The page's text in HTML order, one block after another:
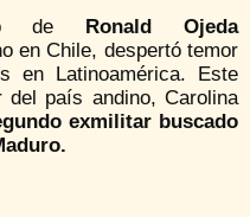
de Ronald Ojeda
en Chile, despertó temor
en Latinoamérica. Este
país andino, Carolina
exmilitar buscado